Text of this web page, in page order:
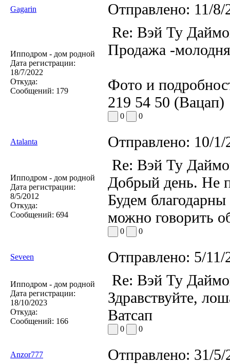
Gagarin Отправлено: 11/
Ипподром - дом родной
Дата регистрации:
18/7/2022
Откуда:
Сообщений: 179
Re: Вэй Ту
Продажа -
Фото и
219 54 50 (Вацап)
0 0
Atalanta Отправлено: 10/
Ипподром - дом родной
Дата регистрации:
8/5/2012
Откуда:
Сообщений: 694
Re: Вэй Ту
Добрый день. Не
Будем
можно говорить
0 0
Seveen Отправлено: 5/
Ипподром - дом родной
Дата регистрации:
18/10/2023
Откуда:
Сообщений: 166
Re: Вэй Ту
Здравствуйте,
Ватсап
0 0
Anzor777 Отправлено: 31/